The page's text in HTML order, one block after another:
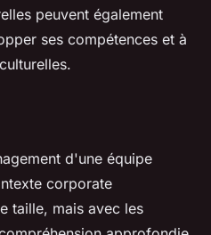
peuvent également
ses compétences et à
d'une équipe
corporate
taille, mais avec les